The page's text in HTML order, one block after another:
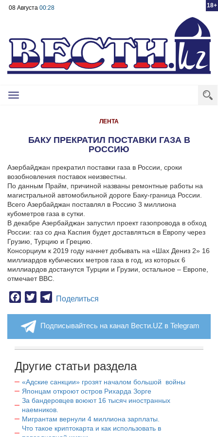
18+
08 Августа 00:28
Toggle
ЛЕНТА
БАКУ ПРЕКРАТИЛ ПОСТАВКИ ГАЗА В
РОССИЮ
Азербайджан прекратил поставки газа в России, сроки
возобновления поставок неизвестны.
По данным Прайм, причиной названы ремонтные работы на
магистральной автомобильной дороге Баку-граница России.
Всего Азербайджан поставлял в Россию 3 миллиона
кубометров газа в сутки.
В декабре Азербайджан запустил проект газопровода в обход
России: газ со дна Каспия будет доставляться в Европу через
Грузию, Турцию и Грецию.
Консорциум к 2019 году начнет добывать на «Шах Дениз 2» 16
миллиардов кубических метров газа в год, из которых 6
миллиардов достанутся Турции и Грузии, остальное – Европе,
отмечает ВВС.
Facebook
TwitterTelegram
Поделиться
Подписывайтесь на канал Вести.UZ в Telegram
Другие статьи раздела
«Адские санкции» грозят началом большой войны
Японцам откроют остров Рихарда Зорге
За бандеровцев воюют 16 тысяч иностранных
наемников.
Мигрантам вернули 4 миллиона зарплаты.
Что такое криптокарта и как использовать в